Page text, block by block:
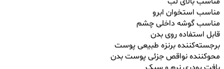
مناسب استخوان ابرو
مناسب گوشه داخلی چشم
قابل استفاده روی بدن
برجسته‌کننده برنزه طبیعی پوست
محوکننده نواقص جزئی پوست بدن